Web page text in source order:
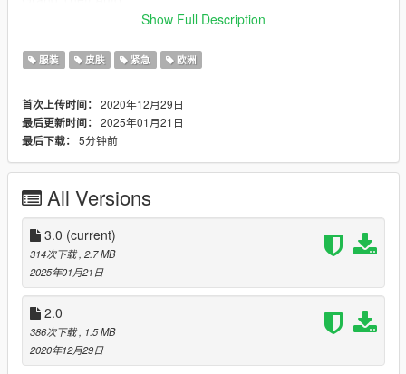
V\mods\update\x64\dlcpacks\eup\dlc.rpf\x64\eup_componentp
"ATTENTION IT REPLACE THE FILES INSIDE"
Let's move on to the shirt.
You will find the following files jbib_026_a_uni.ytd.
jbib_026_u.ydd
If you need to put it to play single player you have to follow this
Grand Theft Auto
V\mods\update\x64\dlcpacks\eup\dlc.rpf\x64\eup_componentp
eds.rpf\mp_m_freemode_01_mp_m_bikerdlc_01.
"WARNING IT REPLACE THE FILES INSIDE"
Show Full Description
服装 皮肤 紧急 欧洲
首次上传时间： 2020年12月29日
最后更新时间： 2025年01月21日
最后下载： 5分钟前
All Versions
3.0 (current)
314次下载 , 2.7 MB
2025年01月21日
2.0
386次下载 , 1.5 MB
2020年12月29日